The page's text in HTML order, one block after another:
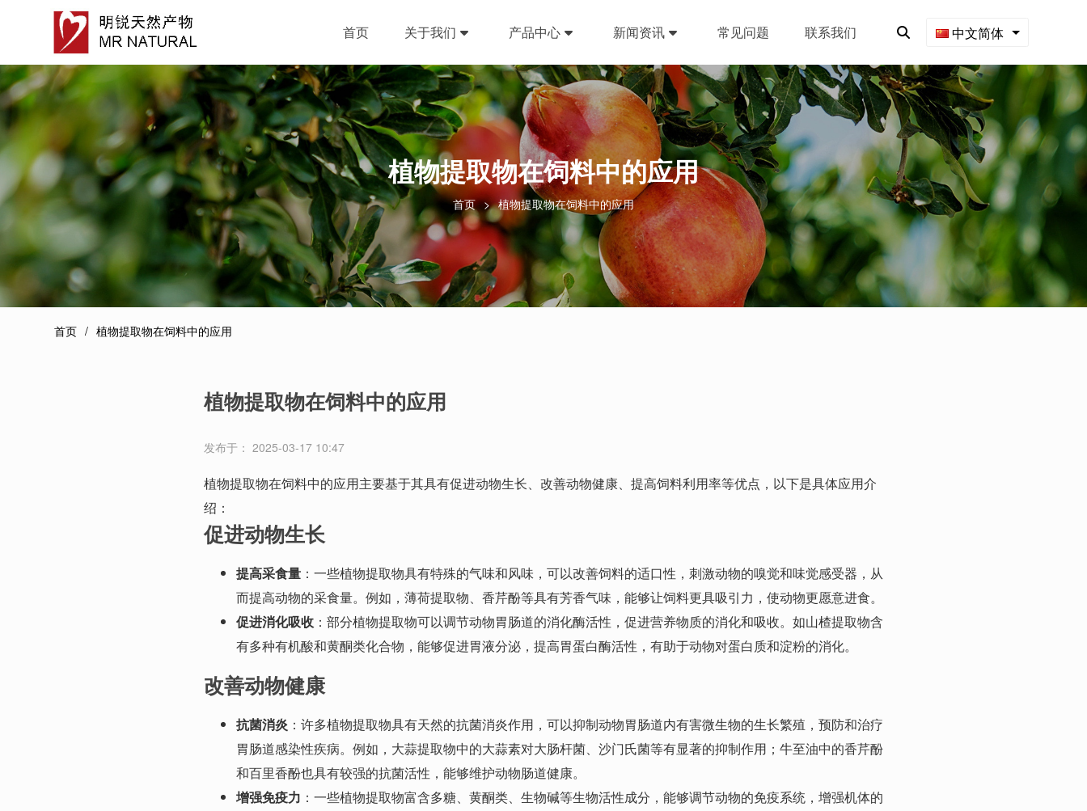
首页 关于我们 产品中心 新闻资讯 常见问题 联系我们 中文简体
植物提取物在饲料中的应用
首页 植物提取物在饲料中的应用
首页 植物提取物在饲料中的应用
植物提取物在饲料中的应用
发布于： 2025-03-17 10:47
植物提取物在饲料中的应用主要基于其具有促进动物生长、改善动物健康、提高饲料利用率等优点，以下是具体应用介
绍：
促进动物生长
提高采食量 ：一些植物提取物具有特殊的气味和风味，可以改善饲料的适口性，刺激动物的嗅觉和味觉感受器，从
而提高动物的采食量。例如，薄荷提取物、香芹酚等具有芳香气味，能够让饲料更具吸引力，使动物更愿意进食。
促进消化吸收 ：部分植物提取物可以调节动物胃肠道的消化酶活性，促进营养物质的消化和吸收。如山楂提取物含
有多种有机酸和黄酮类化合物，能够促进胃液分泌，提高胃蛋白酶活性，有助于动物对蛋白质和淀粉的消化。
改善动物健康
抗菌消炎 ：许多植物提取物具有天然的抗菌消炎作用，可以抑制动物胃肠道内有害微生物的生长繁殖，预防和治疗
胃肠道感染性疾病。例如，大蒜提取物中的大蒜素对大肠杆菌、沙门氏菌等有显著的抑制作用；牛至油中的香芹酚
和百里香酚也具有较强的抗菌活性，能够维护动物肠道健康。
增强免疫力 ：一些植物提取物富含多糖、黄酮类、生物碱等生物活性成分，能够调节动物的免疫系统，增强机体的